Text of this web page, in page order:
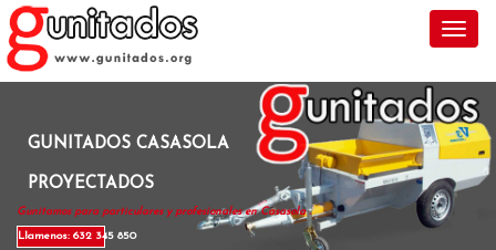
GUNITADOS CASASOLA
PROYECTADOS
Gunitamos para particulares y profesionales en Casasola .
Llamenos: 632 345 850